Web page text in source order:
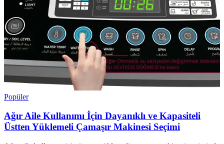
Popüler
Ağır Aile Kullanımı İçin Dayanıklı ve Kapasiteli
Üstten Yüklemeli Çamaşır Makinesi Seçimi